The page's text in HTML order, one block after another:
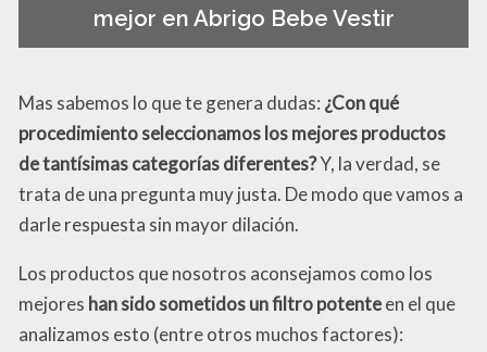
mejor en Abrigo Bebe Vestir
Mas sabemos lo que te genera dudas: ¿Con qué
procedimiento seleccionamos los mejores productos
de tantísimas categorías diferentes?Y, la verdad, se
trata de una pregunta muy justa. De modo que vamos a
darle respuesta sin mayor dilación.
Los productos que nosotros aconsejamos como los
mejores han sido sometidos un filtro potenteen el que
analizamos esto (entre otros muchos factores):